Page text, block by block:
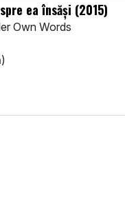
ea însăși (2015)
Own Words